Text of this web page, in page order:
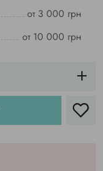
от 3 000 грн
от 10 000 грн